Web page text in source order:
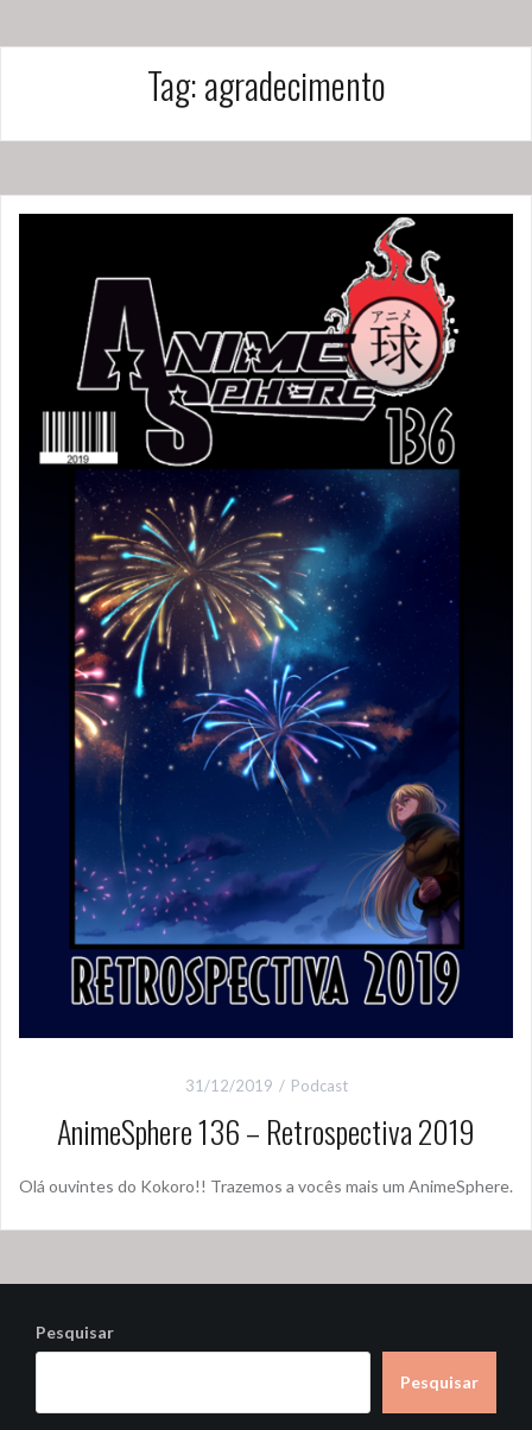
Tag:agradecimento
31/12/2019 Podcast
AnimeSphere 136 – Retrospectiva 2019
Olá ouvintes do Kokoro!! Trazemos a vocês mais um AnimeSphere.
Pesquisar
Pesquisar